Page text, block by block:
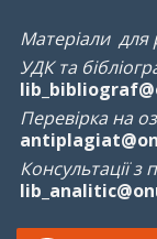
Матеріали для
УДК та
Перевірка на
Консультації з